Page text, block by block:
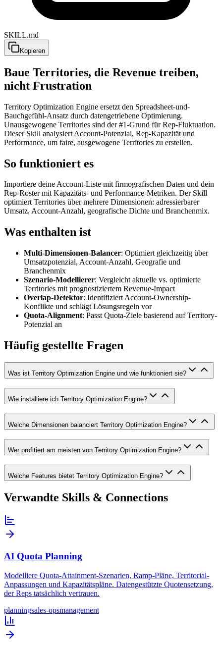
SKILL.md
Kopieren
Baue Territories, die Revenue treiben,
nicht Frustration
Territory Optimization Engine ersetzt den Spreadsheet-und-
Bauchgefühl-Ansatz durch datengetriebene Optimierung.
Unausgewogene Territories sind der #1-Grund für Rep-Fluktuation.
Dieser Skill analysiert Account-Potenzial, Rep-Kapazität und
Performance, um faire, ausgewogene Territories zu erstellen.
So funktioniert es
Importiere deine Account-Liste mit firmografischen Daten und dein
Rep-Roster mit Kapazitäts- und Performance-Metriken. Der Skill
optimiert Territories über mehrere Dimensionen: adressierbarer
Umsatz, Account-Anzahl, geografische Dichte und Branchenmix.
Was enthalten ist
Multi-Dimensionen-Balancer: Optimiert gleichzeitig über
Umsatzpotenzial, Account-Anzahl, Geografie und
Branchenmix
Szenario-Modellierer: Vergleicht aktuelle vs. optimierte
Territories mit prognostiziertem Revenue-Impact
Overlap-Detektor: Identifiziert Account-Ownership-
Konflikte und schlägt Lösungsregeln vor
Quota-Alignment: Passt Quota-Ziele basierend auf Territory-
Potenzial an
Häufig gestellte Fragen
Was ist Territory Optimization Engine und wie funktioniert sie?
Wie installiere ich Territory Optimization Engine?
Welche Dimensionen balanciert Territory Optimization Engine?
Wer profitiert am meisten von Territory Optimization Engine?
Welche Features bietet Territory Optimization Engine?
Verwandte Skills & Connections
AI Quota Planning
Modelliere Quota-Attainment-Szenarien, Ramp-Pläne, Territorial-
Anpassungen und Kapazitätspläne. Datengestützte Quotensetzung,
der Reps tatsächlich vertrauen.
planningsales-opsmanagement